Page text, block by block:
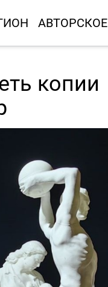
АВТОРСКОЕ
копии